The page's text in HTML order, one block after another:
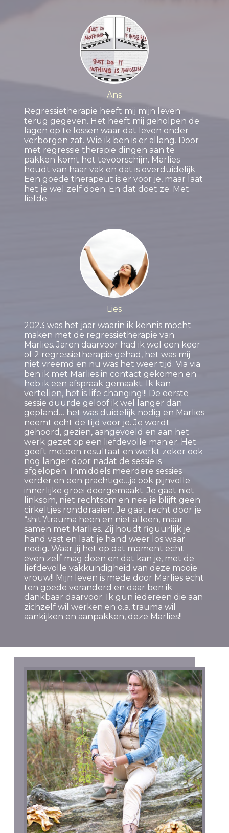
Ans
Regressietherapie heeft mij mijn leven
terug gegeven. Het heeft mij geholpen de
lagen op te lossen waar dat leven onder
verborgen zat. Wie ik ben is er allang. Door
met regressie therapie dingen aan te
pakken komt het tevoorschijn. Marlies
houdt van haar vak en dat is overduidelijk.
Een goede therapeut is er voor je, maar laat
het je wel zelf doen. En dat doet ze. Met
liefde.
Lies
2023 was het jaar waarin ik kennis mocht
maken met de regressietherapie van
Marlies. Jaren daarvoor had ik wel een keer
of 2 regressietherapie gehad, het was mij
niet vreemd en nu was het weer tijd. Via via
ben ik met Marlies in contact gekomen en
heb ik een afspraak gemaakt. Ik kan
vertellen, het is life changing!!! De eerste
sessie duurde geloof ik wel langer dan
gepland… het was duidelijk nodig en Marlies
neemt echt de tijd voor je. Je wordt
gehoord, gezien, aangevoeld en aan het
werk gezet op een liefdevolle manier. Het
geeft meteen resultaat en werkt zeker ook
nog langer door nadat de sessie is
afgelopen. Inmiddels meerdere sessies
verder en een prachtige…ja ook pijnvolle
innerlijke groei doorgemaakt. Je gaat niet
linksom, niet rechtsom en nee je blijft geen
cirkeltjes ronddraaien. Je gaat recht door je
“shit”/trauma heen en niet alleen, maar
samen met Marlies. Zij houdt figuurlijk je
hand vast en laat je hand weer los waar
nodig. Waar jij het op dat moment echt
even zelf mag doen en dat kan je, met de
liefdevolle vakkundigheid van deze mooie
vrouw!! Mijn leven is mede door Marlies echt
ten goede veranderd en daar ben ik
dankbaar daarvoor. Ik gun iedereen die aan
zichzelf wil werken en o.a. trauma wil
aankijken en aanpakken, deze Marlies!!